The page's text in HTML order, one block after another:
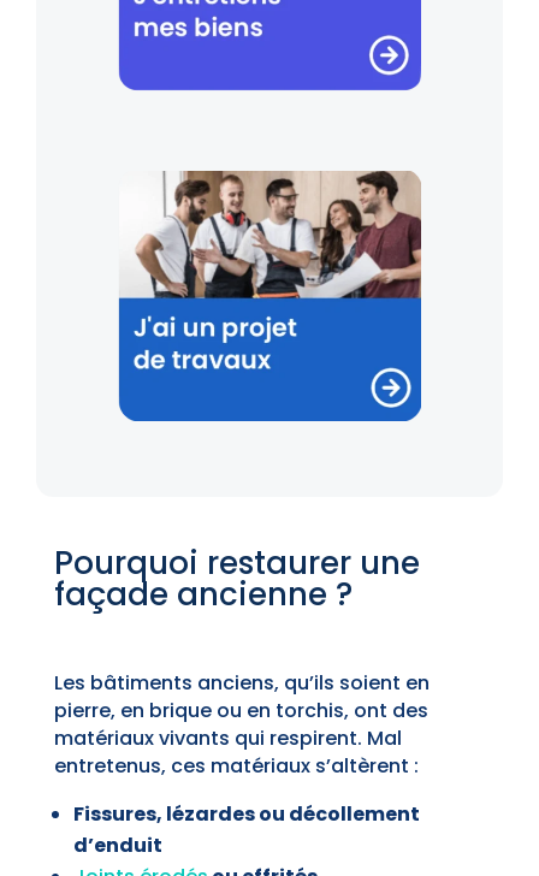
Pourquoi restaurer une
façade ancienne ?
Les bâtiments anciens, qu’ils soient en
pierre, en brique ou en torchis, ont des
matériaux vivants qui respirent. Mal
entretenus, ces matériaux s’altèrent :
Fissures, lézardes ou décollement
d’enduit